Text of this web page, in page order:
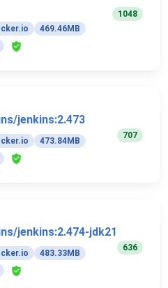
469.46MB
1048
jenkins:2.473
473.84MB
707
jenkins:2.474-jdk21
483.33MB
636